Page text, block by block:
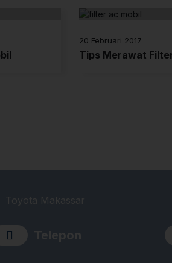
20 Februari 2017
Tips Merawat